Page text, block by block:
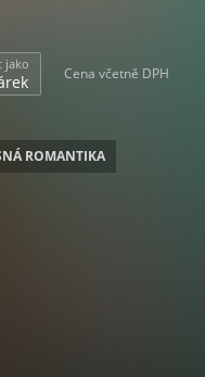
jako
Cena včetně DPH
ROMANTIKA